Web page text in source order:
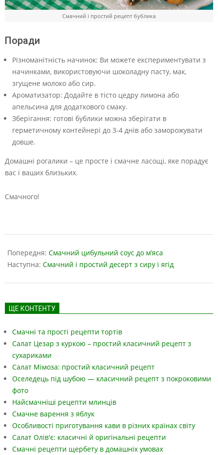
Смачний і простий рецепт бублика
Поради
Різноманітність начинок: Ви можете експериментувати з
начинками, використовуючи шоколадну пасту, мак,
згущене молоко або сир.
Ароматизатор: Додайте в тісто цедру лимона або
апельсина для додаткового смаку.
Зберігання: готові бублики можна зберігати в
герметичному контейнері до 3-4 днів або заморожувати
довше.
Домашні рогалики – це просте і смачне ласощі, яке порадує
вас і ваших близьких.
Смачного!
10-
22
Попередня: Смачний цибульний соус до м’яса
Наступна: Смачний і простий десерт з сиру і ягід
ЩЕ КОНТЕНТУ
Смачні та прості рецепти тортів
Салат Цезар з куркою – простий класичний рецепт з
сухариками
Салат Мімоза: простий класичний рецепт
Оселедець під шубою — класичний рецепт з покроковими
фото
Найсмачніші рецепти млинців
Смачне варення з яблук
Особливості приготування кави в різних країнах світу
Салат Олів'є: класичні й оригінальні рецепти
Смачні рецепти щербету в домашніх умовах